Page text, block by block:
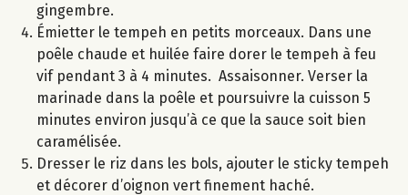
gingembre.
Émietter le tempeh en petits morceaux. Dans une
poêle chaude et huilée faire dorer le tempeh à feu
vif pendant 3 à 4 minutes. Assaisonner. Verser la
marinade dans la poêle et poursuivre la cuisson 5
minutes environ jusqu’à ce que la sauce soit bien
caramélisée.
Dresser le riz dans les bols, ajouter le sticky tempeh
et décorer d’oignon vert finement haché.